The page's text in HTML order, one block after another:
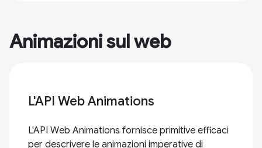
Animazioni sul web
L'API Web Animations
L'API Web Animations fornisce primitive efficaci
per descrivere le animazioni imperative di